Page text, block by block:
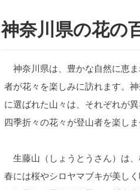
神奈川県の花の
神奈川県は、豊かな自然に恵
者が花々を楽しみに訪れます。
に選ばれた山々は、それぞれが異
四季折々の花々が登山者を楽しま
生藤山（しょうとうさん）は
春には桜やシロヤマブキが美し